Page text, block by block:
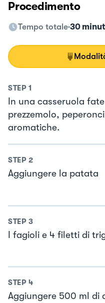
Procedimento
Tempo totale 30
STEP 1
In una casseruola
prezzemolo,
aromatiche.
STEP 2
Aggiungere la patata
STEP 3
I fagioli e 4 filetti di
STEP 4
Aggiungere 500 ml di